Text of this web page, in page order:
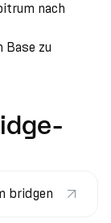
nach
Base zu
bridgen